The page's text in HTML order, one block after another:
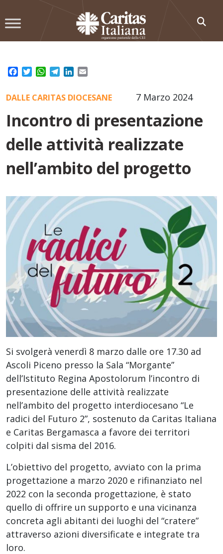
to
Facebook
TwitterWhatsApp
TelegramLinkedIn
7 Marzo 2024
DALLE CARITAS DIOCESANE
Incontro di presentazione
delle attività realizzate
nell’ambito del progetto
Si svolgerà venerdì 8 marzo dalle ore 17.30 ad
Ascoli Piceno presso la Sala “Morgante”
dell’Istituto Regina Apostolorum l’incontro di
presentazione delle attività realizzate
nell’ambito del progetto interdiocesano “Le
radici del Futuro 2”, sostenuto da Caritas Italiana
e Caritas Bergamasca a favore dei territori
colpiti dal sisma del 2016.
L’obiettivo del progetto, avviato con la prima
progettazione a marzo 2020 e rifinanziato nel
2022 con la seconda progettazione, è stato
quello di offrire un supporto e una vicinanza
concreta agli abitanti dei luoghi del “cratere”
attraverso azioni diversificate e integrate tra
loro.